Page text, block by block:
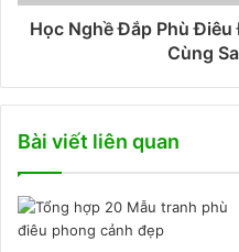
Học Nghề Đắp Phù
Cùng
Bài viết liên quan